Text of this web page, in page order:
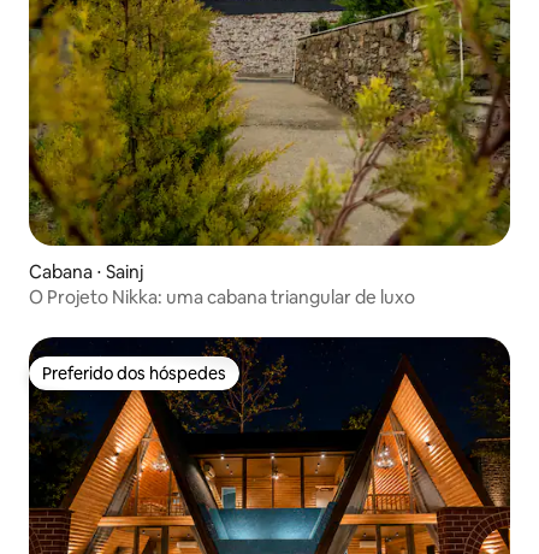
Cabana ⋅ Sainj
O Projeto Nikka: uma cabana triangular de luxo
Preferido dos hóspedes
Preferido dos hóspedes